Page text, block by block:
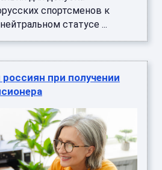
спортсменов к
статусе ...
при получении